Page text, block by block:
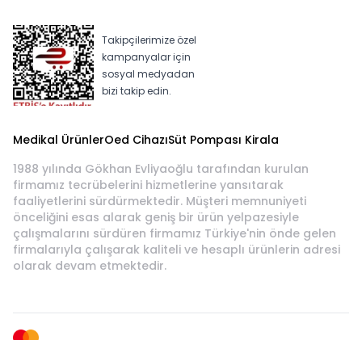
Takipçilerimize özel
kampanyalar için
sosyal medyadan
bizi takip edin.
Medikal ÜrünlerOed CihazıSüt Pompası Kirala
1988 yılında Gökhan Evliyaoğlu tarafından kurulan
firmamız tecrübelerini hizmetlerine yansıtarak
faaliyetlerini sürdürmektedir. Müşteri memnuniyeti
önceliğini esas alarak geniş bir ürün yelpazesiyle
çalışmalarını sürdüren firmamız Türkiye'nin önde gelen
firmalarıyla çalışarak kaliteli ve hesaplı ürünlerin adresi
olarak devam etmektedir.